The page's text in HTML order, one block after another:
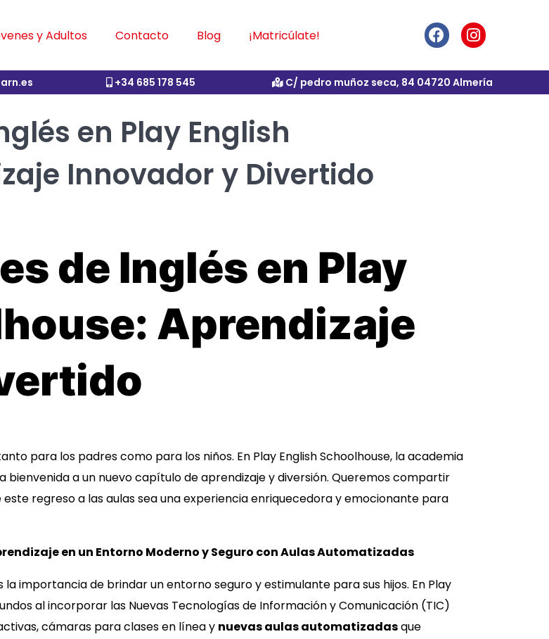
y Adultos Contacto Blog ¡Matricúlate!
+34 685 178 545 C/ pedro muñoz seca, 84 04720 Almería
en Play English
Innovador y Divertido
de Inglés en Play
Aprendizaje
para los padres como para los niños. En Play English Schoolhouse, la academia
bienvenida a un nuevo capítulo de aprendizaje y diversión. Queremos compartir
regreso a las aulas sea una experiencia enriquecedora y emocionante para
en un Entorno Moderno y Seguro con Aulas Automatizadas
importancia de brindar un entorno seguro y estimulante para sus hijos. En Play
al incorporar las Nuevas Tecnologías de Información y Comunicación (TIC)
cámaras para clases en línea y nuevas aulas automatizadasque